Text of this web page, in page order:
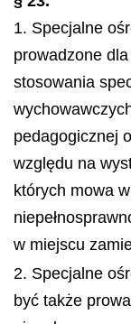
1. Specjalne
prowadzone
stosowania
pedagogicznej
względu na
których mowa
w miejscu
2. Specjalne
być także